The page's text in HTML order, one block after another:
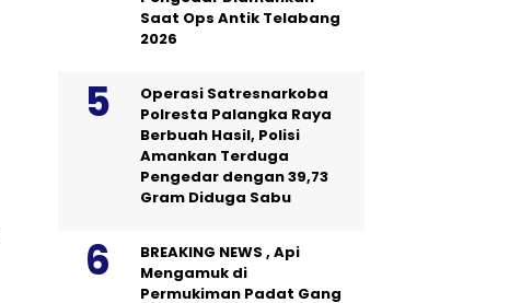
Saat Ops Antik Telabang
2026
Operasi Satresnarkoba
Polresta Palangka Raya
Berbuah Hasil, Polisi
Amankan Terduga
Pengedar dengan 39,73
Gram Diduga Sabu
BREAKING NEWS , Api
Mengamuk di
Permukiman Padat Gang